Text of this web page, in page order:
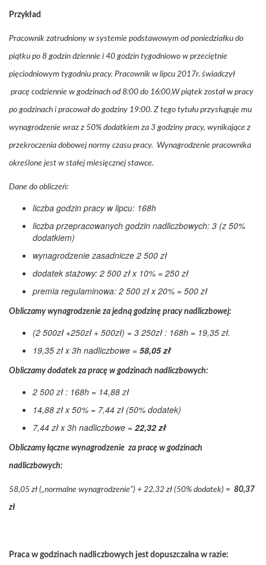
Przykład
Pracownik zatrudniony w systemie podstawowym od poniedziałku do
piątku po 8 godzin dziennie i 40 godzin tygodniowo w przeciętnie
pięciodniowym tygodniu pracy. Pracownik w lipcu 2017r. świadczył
pracę codziennie w godzinach od 8:00 do 16:00.W piątek został w pracy
po godzinach i pracował do godziny 19:00. Z tego tytułu przysługuje mu
wynagrodzenie wraz z 50% dodatkiem za 3 godziny pracy, wynikające z
przekroczenia dobowej normy czasu pracy. Wynagrodzenie pracownika
określone jest w stałej miesięcznej stawce.
Dane do obliczeń:
liczba godzin pracy w lipcu: 168h
liczba przepracowanych godzin nadliczbowych: 3 (z 50%
dodatkiem)
wynagrodzenie zasadnicze 2 500 zł
dodatek stażowy: 2 500 zł x 10% = 250 zł
premia regulaminowa: 2 500 zł x 20% = 500 zł
Obliczamy wynagrodzenie za jedną godzinę pracy nadliczbowej:
(2 500zł +250zł + 500zł) = 3 250zł : 168h = 19,35 zł.
19,35 zł x 3h nadliczbowe = 58,05 zł
Obliczamy dodatek za pracę w godzinach nadliczbowych:
2 500 zł : 168h = 14,88 zł
14,88 zł x 50% = 7,44 zł (50% dodatek)
7,44 zł x 3h nadliczbowe = 22,32 zł
Obliczamy łączne wynagrodzenie za pracę w godzinach
nadliczbowych:
58,05 zł („normalne wynagrodzenie”) + 22,32 zł (50% dodatek) = 80,37
zł
Praca w godzinach nadliczbowych jest dopuszczalna w razie: